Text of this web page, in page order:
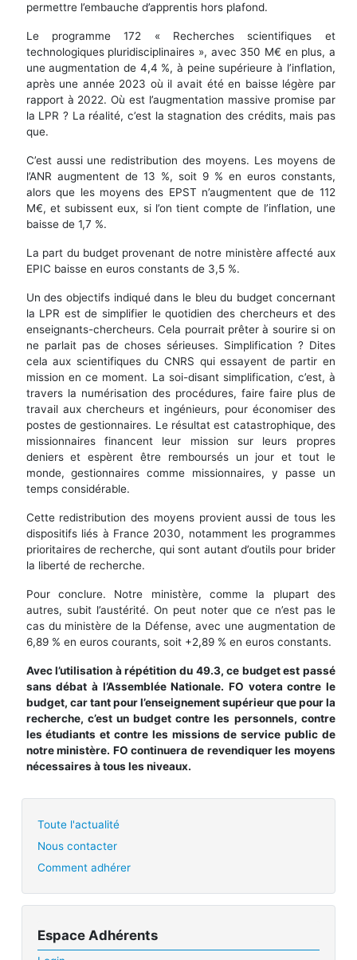
permettre l’embauche d’apprentis hors plafond.
Le programme 172 « Recherches scientifiques et
technologiques pluridisciplinaires », avec 350 M€ en plus, a
une augmentation de 4,4 %, à peine supérieure à l’inflation,
après une année 2023 où il avait été en baisse légère par
rapport à 2022. Où est l’augmentation massive promise par
la LPR ? La réalité, c’est la stagnation des crédits, mais pas
que.
C’est aussi une redistribution des moyens. Les moyens de
l’ANR augmentent de 13 %, soit 9 % en euros constants,
alors que les moyens des EPST n’augmentent que de 112
M€, et subissent eux, si l’on tient compte de l’inflation, une
baisse de 1,7 %.
La part du budget provenant de notre ministère affecté aux
EPIC baisse en euros constants de 3,5 %.
Un des objectifs indiqué dans le bleu du budget concernant
la LPR est de simplifier le quotidien des chercheurs et des
enseignants-chercheurs. Cela pourrait prêter à sourire si on
ne parlait pas de choses sérieuses. Simplification ? Dites
cela aux scientifiques du CNRS qui essayent de partir en
mission en ce moment. La soi-disant simplification, c’est, à
travers la numérisation des procédures, faire faire plus de
travail aux chercheurs et ingénieurs, pour économiser des
postes de gestionnaires. Le résultat est catastrophique, des
missionnaires financent leur mission sur leurs propres
deniers et espèrent être remboursés un jour et tout le
monde, gestionnaires comme missionnaires, y passe un
temps considérable.
Cette redistribution des moyens provient aussi de tous les
dispositifs liés à France 2030, notamment les programmes
prioritaires de recherche, qui sont autant d’outils pour brider
la liberté de recherche.
Pour conclure. Notre ministère, comme la plupart des
autres, subit l’austérité. On peut noter que ce n’est pas le
cas du ministère de la Défense, avec une augmentation de
6,89 % en euros courants, soit +2,89 % en euros constants.
Avec l’utilisation à répétition du 49.3, ce budget est passé
sans débat à l’Assemblée Nationale. FO votera contre le
budget, car tant pour l’enseignement supérieur que pour la
recherche, c’est un budget contre les personnels, contre
les étudiants et contre les missions de service public de
notre ministère. FO continuera de revendiquer les moyens
nécessaires à tous les niveaux.
Toute l'actualité
Nous contacter
Comment adhérer
Espace Adhérents